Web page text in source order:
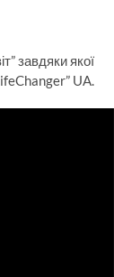
завдяки якої
UA.